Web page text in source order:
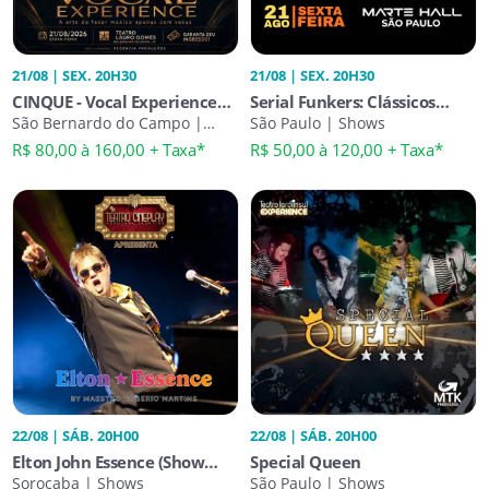
21/08 | SEX. 20H30
CINQUE - Vocal Experience
(São Bernardo do Campo)
São Bernardo do Campo |
Shows
R$ 80,00 à 160,00 + Taxa*
21/08 | SEX. 20H30
Serial Funkers: Clássicos
Imperdíveis Ao Vivo
São Paulo | Shows
R$ 50,00 à 120,00 + Taxa*
22/08 | SÁB. 20H00
Elton John Essence (Show
Your Soung)
Sorocaba | Shows
22/08 | SÁB. 20H00
Special Queen
São Paulo | Shows